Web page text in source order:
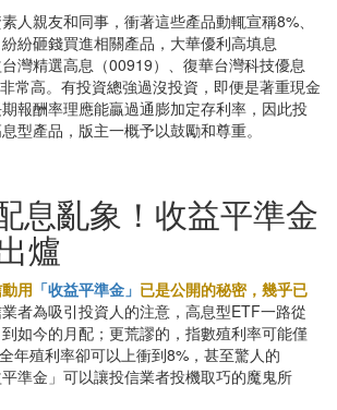
人親友和同事，衝著這些產品動輒宣稱8%、
紛砸錢買進相關產品，大華優利高填息
灣精選高息（00919）、復華台灣科技優息
常高。有投資總強過沒投資，即便是著重現金
報酬率理應能贏過通膨加定存利率，因此投
型產品，版主一概予以鼓勵和尊重。
息亂象！收益平準金
爐
用 「收益平準金」 已是公開的秘密，幾乎已
者為吸引投資人的注意，高息型ETF一路從
如今的月配；更荒謬的，指數殖利率可能僅
年殖利率卻可以上衝到8%，甚至驚人的
準金」可以讓投信業者投機取巧的魔鬼所